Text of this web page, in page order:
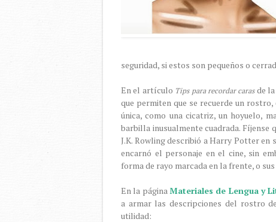
seguridad, si estos son pequeños o
En el artículo Tips para recordar carasde
que permiten que se recuerde un
única, como una cicatriz, un hoyuelo,
barbilla inusualmente cuadrada. Fíjense
J.K. Rowling describió a Harry Potter en
encarnó el personaje en el cine, sin
forma de rayo marcada en la frente, o
En la páginaMateriales de Lengua y
a armar las descripciones del rostro
utilidad: